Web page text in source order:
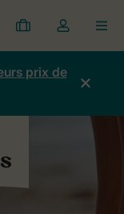
Mes
réservations
Toggle
the
my
account
prix de